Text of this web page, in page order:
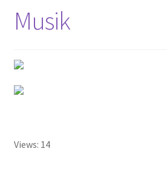
Weg mit den Bausünden, die
verschandeln!
Lage
Mein Konto
Musik
Views: 14